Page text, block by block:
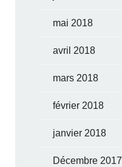
mai 2018
avril 2018
mars 2018
février 2018
janvier 2018
Décembre 2017